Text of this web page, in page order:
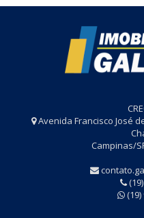
Avenida Francisco José
Campinas/
(19)